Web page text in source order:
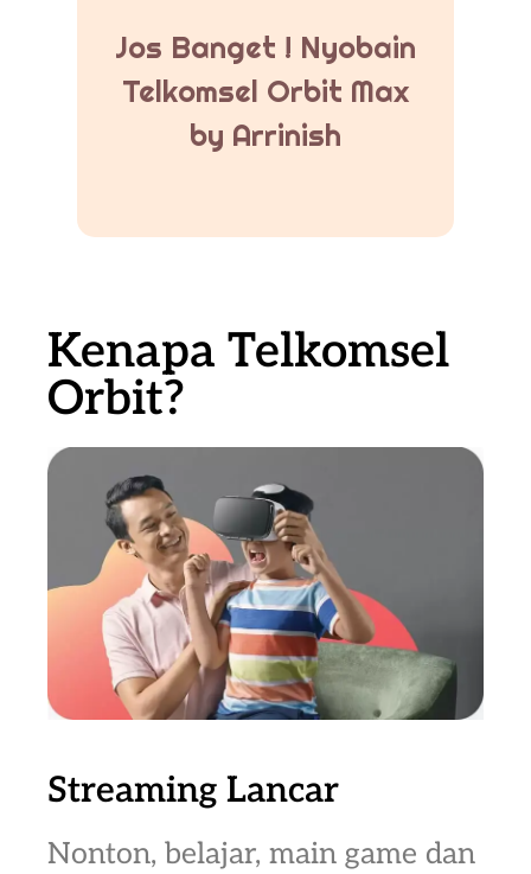
Jos Banget ! Nyobain
Telkomsel Orbit Max
by Arrinish
Kenapa Telkomsel
Orbit?
Streaming Lancar
Nonton, belajar, main game dan